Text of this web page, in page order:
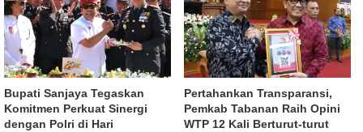
Bupati Sanjaya Tegaskan
Komitmen Perkuat Sinergi
dengan Polri di Hari
Pertahankan Transparansi,
Pemkab Tabanan Raih Opini
WTP 12 Kali Berturut-turut